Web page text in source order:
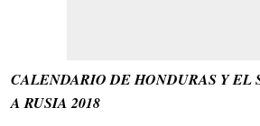
CALENDARIO DE HONDURAS Y EL
A RUSIA 2018